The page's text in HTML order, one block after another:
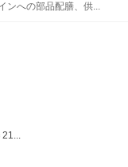
への部品配膳、供...